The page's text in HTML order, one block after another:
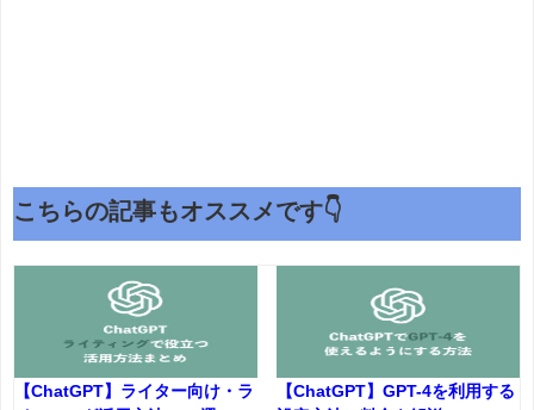
こちらの記事もオススメです👇
【ChatGPT】ライター向け・ラ
【ChatGPT】GPT-4を利用する